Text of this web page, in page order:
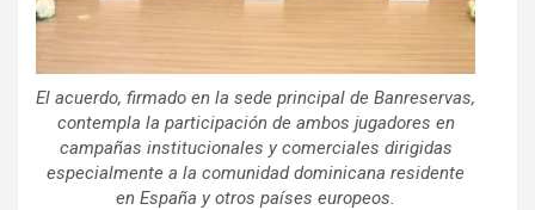
El acuerdo, firmado en la sede principal de Banreservas,
contempla la participación de ambos jugadores en
campañas institucionales y comerciales dirigidas
especialmente a la comunidad dominicana residente
en España y otros países europeos.